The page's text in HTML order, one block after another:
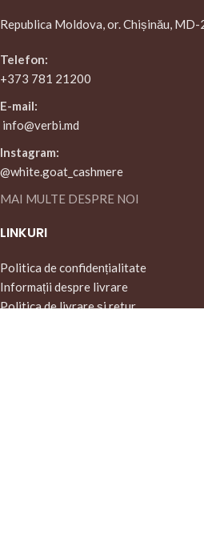
Republica Moldova, or. Chișinău,
Telefon:
+373 781 21200
E-mail:
info@verbi.md
Instagram:
@white.goat_cashmere
MAI MULTE DESPRE NOI
LINKURI
Politica de confidențialitate
Informații despre livrare
Politica de livrare și retur